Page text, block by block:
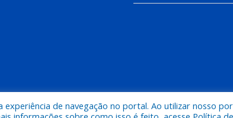
a Prefeitura Municipal de Juruti.
experiência de navegação no portal. Ao utilizar nosso